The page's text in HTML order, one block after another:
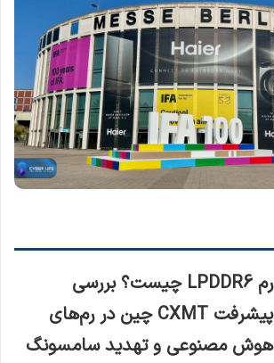
رم LPDDR6 چیست؟ بررسی
پیشرفت CXMT چین در رم‌های
هوش مصنوعی و تهدید سامسونگ